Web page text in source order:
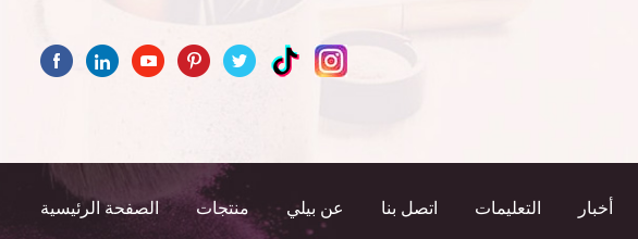
الصفحة الرئيسية منتجات عن بيلي اتصل بنا التعليمات أخبار